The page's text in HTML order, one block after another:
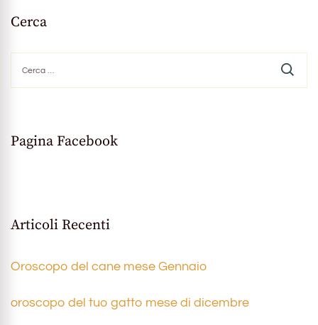
Cerca
per:
Pagina Facebook
Articoli Recenti
Oroscopo del cane mese Gennaio
oroscopo del tuo gatto mese di dicembre